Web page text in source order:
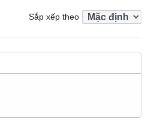
Sắp xếp theo